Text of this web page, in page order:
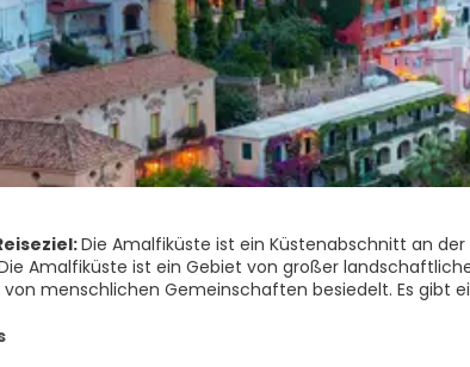
Die Amalfiküste ist ein Küstenabschnitt an der
Amalfiküste ist ein Gebiet von großer
von menschlichen Gemeinschaften besiedelt. Es gibt